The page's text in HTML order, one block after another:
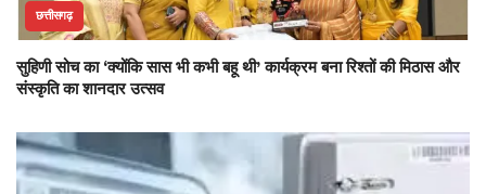
छत्तीसगढ़
सुहिणी सोच का ‘क्योंकि सास भी कभी बहू थी’ कार्यक्रम बना रिश्तों की मिठास और
संस्कृति का शानदार उत्सव